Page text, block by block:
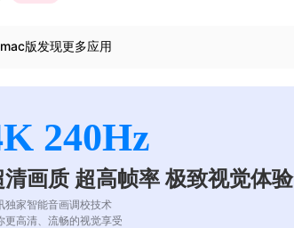
版发现更多应用
240Hz
清画质 超高帧率 极致视觉体验
独家智能音画调校技术
更高清、流畅的视觉享受